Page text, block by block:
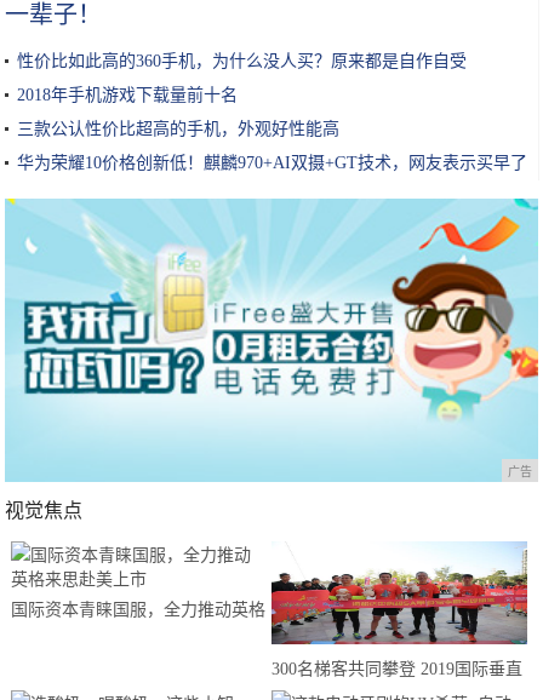
一辈子！
性价比如此高的360手机，为什么没人买？原来都是自作自受
2018年手机游戏下载量前十名
三款公认性价比超高的手机，外观好性能高
华为荣耀10价格创新低！麒麟970+AI双摄+GT技术，网友表示买早了
广告
视觉焦点
国际资本青睐国服，全力推动英格
300名梯客共同攀登 2019国际垂直